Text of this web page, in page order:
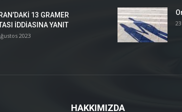
13 GRAMER
İDDİASINA YANIT
2023
HAKKIMIZDA